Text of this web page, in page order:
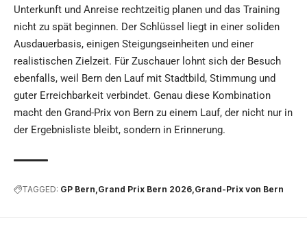
Unterkunft und Anreise rechtzeitig planen und das Training
nicht zu spät beginnen. Der Schlüssel liegt in einer soliden
Ausdauerbasis, einigen Steigungseinheiten und einer
realistischen Zielzeit. Für Zuschauer lohnt sich der Besuch
ebenfalls, weil Bern den Lauf mit Stadtbild, Stimmung und
guter Erreichbarkeit verbindet. Genau diese Kombination
macht den Grand-Prix von Bern zu einem Lauf, der nicht nur in
der Ergebnisliste bleibt, sondern in Erinnerung.
TAGGED: GP Bern Grand Prix Bern 2026 Grand-Prix von Bern